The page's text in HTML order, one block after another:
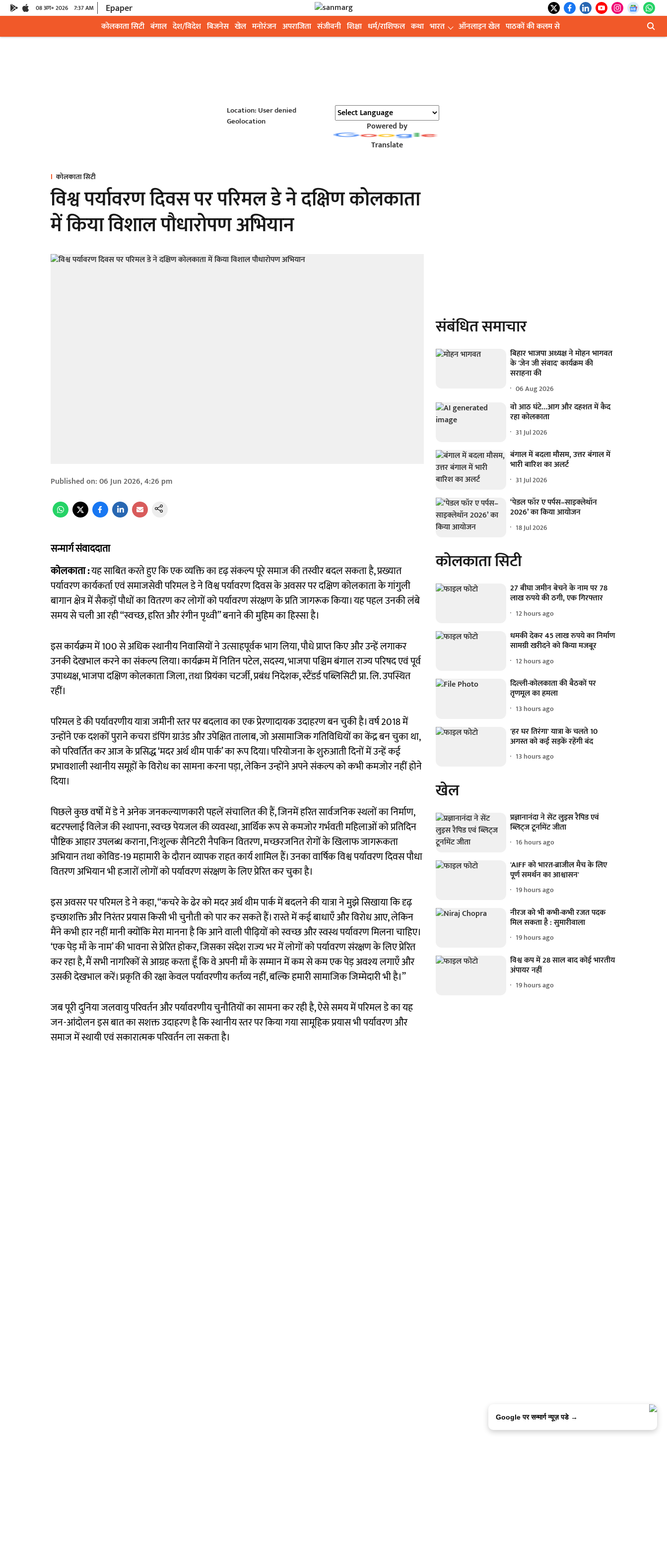
08 अग॰ 2026 7:37 AM Epaper
कोलकाता सिटी बंगाल देश/विदेश बिजनेस खेल मनोरंजन अपराजिता संजीवनी शिक्षा धर्म/राशिफल कथा भारत ऑनलाइन खेल पाठकों की कलम से
Location: User denied
Geolocation
Powered by
Translate
कोलकाता सिटी
विश्व पर्यावरण दिवस पर परिमल डे ने दक्षिण कोलकाता
में किया विशाल पौधारोपण अभियान
Published on:06 Jun 2026, 4:26 pm
सन्मार्ग संवाददाता
कोलकाता :यह साबित करते हुए कि एक व्यक्ति का दृढ़ संकल्प पूरे समाज की तस्वीर बदल सकता है, प्रख्यात
पर्यावरण कार्यकर्ता एवं समाजसेवी परिमल डे ने विश्व पर्यावरण दिवस के अवसर पर दक्षिण कोलकाता के गांगुली
बागान क्षेत्र में सैकड़ों पौधों का वितरण कर लोगों को पर्यावरण संरक्षण के प्रति जागरूक किया। यह पहल उनकी लंबे
समय से चली आ रही “स्वच्छ, हरित और रंगीन पृथ्वी” बनाने की मुहिम का हिस्सा है।
इस कार्यक्रम में 100 से अधिक स्थानीय निवासियों ने उत्साहपूर्वक भाग लिया, पौधे प्राप्त किए और उन्हें लगाकर
उनकी देखभाल करने का संकल्प लिया। कार्यक्रम में नितिन पटेल, सदस्य, भाजपा पश्चिम बंगाल राज्य परिषद एवं पूर्व
उपाध्यक्ष, भाजपा दक्षिण कोलकाता जिला, तथा प्रियंका चटर्जी, प्रबंध निदेशक, स्टैंडर्ड पब्लिसिटी प्रा. लि. उपस्थित
रहीं।
परिमल डे की पर्यावरणीय यात्रा जमीनी स्तर पर बदलाव का एक प्रेरणादायक उदाहरण बन चुकी है। वर्ष 2018 में
उन्होंने एक दशकों पुराने कचरा डंपिंग ग्राउंड और उपेक्षित तालाब, जो असामाजिक गतिविधियों का केंद्र बन चुका था,
को परिवर्तित कर आज के प्रसिद्ध ‘मदर अर्थ थीम पार्क’ का रूप दिया। परियोजना के शुरुआती दिनों में उन्हें कई
प्रभावशाली स्थानीय समूहों के विरोध का सामना करना पड़ा, लेकिन उन्होंने अपने संकल्प को कभी कमजोर नहीं होने
दिया।
पिछले कुछ वर्षों में डे ने अनेक जनकल्याणकारी पहलें संचालित की हैं, जिनमें हरित सार्वजनिक स्थलों का निर्माण,
बटरफ्लाई विलेज की स्थापना, स्वच्छ पेयजल की व्यवस्था, आर्थिक रूप से कमजोर गर्भवती महिलाओं को प्रतिदिन
पौष्टिक आहार उपलब्ध कराना, निःशुल्क सैनिटरी नैपकिन वितरण, मच्छरजनित रोगों के खिलाफ जागरूकता
अभियान तथा कोविड-19 महामारी के दौरान व्यापक राहत कार्य शामिल हैं। उनका वार्षिक विश्व पर्यावरण दिवस पौधा
वितरण अभियान भी हजारों लोगों को पर्यावरण संरक्षण के लिए प्रेरित कर चुका है।
इस अवसर पर परिमल डे ने कहा, “कचरे के ढेर को मदर अर्थ थीम पार्क में बदलने की यात्रा ने मुझे सिखाया कि दृढ़
इच्छाशक्ति और निरंतर प्रयास किसी भी चुनौती को पार कर सकते हैं। रास्ते में कई बाधाएँ और विरोध आए, लेकिन
मैंने कभी हार नहीं मानी क्योंकि मेरा मानना है कि आने वाली पीढ़ियों को स्वच्छ और स्वस्थ पर्यावरण मिलना चाहिए।
‘एक पेड़ माँ के नाम’ की भावना से प्रेरित होकर, जिसका संदेश राज्य भर में लोगों को पर्यावरण संरक्षण के लिए प्रेरित
कर रहा है, मैं सभी नागरिकों से आग्रह करता हूँ कि वे अपनी माँ के सम्मान में कम से कम एक पेड़ अवश्य लगाएँ और
उसकी देखभाल करें। प्रकृति की रक्षा केवल पर्यावरणीय कर्तव्य नहीं, बल्कि हमारी सामाजिक जिम्मेदारी भी है।”
जब पूरी दुनिया जलवायु परिवर्तन और पर्यावरणीय चुनौतियों का सामना कर रही है, ऐसे समय में परिमल डे का यह
जन-आंदोलन इस बात का सशक्त उदाहरण है कि स्थानीय स्तर पर किया गया सामूहिक प्रयास भी पर्यावरण और
समाज में स्थायी एवं सकारात्मक परिवर्तन ला सकता है।
संबंधित समाचार
बिहार भाजपा अध्यक्ष ने मोहन भागवत
के 'जेन जी संवाद' कार्यक्रम की
सराहना की
06 Aug 2026
वो आठ घंटे...आग और दहशत में कैद
रहा कोलकाता
31 Jul 2026
बंगाल में बदला मौसम, उत्तर बंगाल में
भारी बारिश का अलर्ट
31 Jul 2026
‘पेडल फॉर ए पर्पस–साइक्लेथॉन
2026’ का किया आयोजन
18 Jul 2026
कोलकाता सिटी
27 बीघा जमीन बेचने के नाम पर 78
लाख रुपये की ठगी, एक गिरफ्तार
12 hours ago
धमकी देकर 45 लाख रुपये का निर्माण
सामग्री खरीदने को किया मजबूर
12 hours ago
दिल्ली-कोलकाता की बैठकों पर
तृणमूल का हमला
13 hours ago
'हर घर तिरंगा' यात्रा के चलते 10
अगस्त को कई सड़कें रहेंगी बंद
13 hours ago
खेल
प्रज्ञानानंदा ने सेंट लुइस रैपिड एवं
ब्लिट्ज टूर्नामेंट जीता
16 hours ago
'AIFF को भारत-ब्राजील मैच के लिए
पूर्ण समर्थन का आश्वासन'
19 hours ago
नीरज को भी कभी-कभी रजत पदक
मिल सकता है : सुमारीवाला
19 hours ago
विश्व कप में 28 साल बाद कोई भारतीय
अंपायर नहीं
19 hours ago
Google पर सन्मार्ग न्यूज़ पडे →